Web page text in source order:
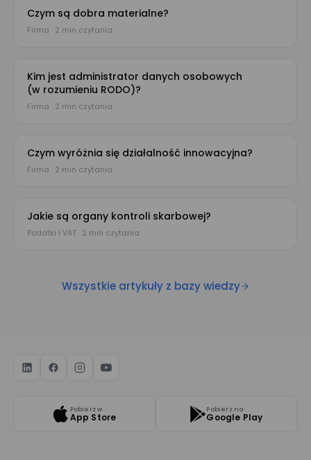
Czym są dobra materialne?
Firma · 2 min czytania
Kim jest administrator danych osobowych
(w rozumieniu RODO)?
Firma · 2 min czytania
Czym wyróżnia się działalność innowacyjna?
Firma · 2 min czytania
Jakie są organy kontroli skarbowej?
Podatki i VAT · 2 min czytania
Wszystkie artykuły z bazy wiedzy
Pobierz w
App Store
Pobierz na
Google Play